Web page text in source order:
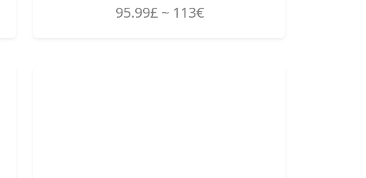
95.99£ ~ 113€